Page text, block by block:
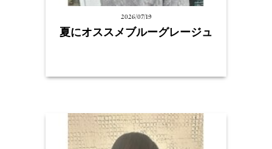
2026/07/19
夏にオススメブルーグレージュ